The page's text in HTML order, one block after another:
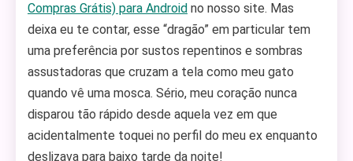
Compras Grátis) para Android no nosso site. Mas
deixa eu te contar, esse “dragão” em particular tem
uma preferência por sustos repentinos e sombras
assustadoras que cruzam a tela como meu gato
quando vê uma mosca. Sério, meu coração nunca
disparou tão rápido desde aquela vez em que
acidentalmente toquei no perfil do meu ex enquanto
deslizava para baixo tarde da noite!